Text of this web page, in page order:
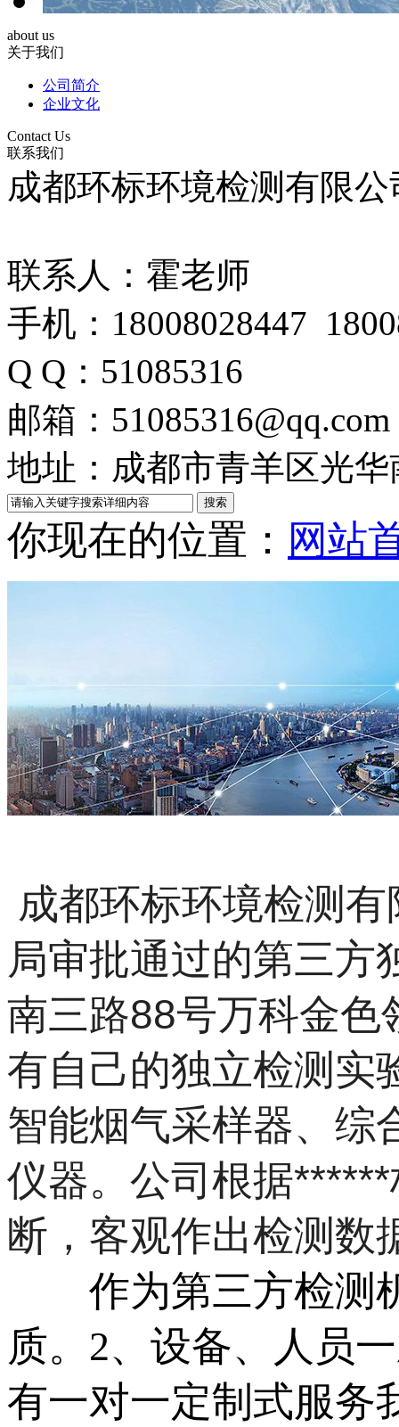
about us
关于我们
公司简介
企业文化
Contact Us
联系我们
成都环标环境检测有限
联系人：霍老师
手机：18008028447
Q Q：51085316
邮箱：51085316@qq.com
地址：成都市青羊区光
你现在的位置： 网站
成都环标环境检测
局审批通过的第三方
南三路88号万科金色
有自己的独立检测实
智能烟气采样器、综
仪器。公司根据
断，客观作出检测数
作为第三方检测机
质。2、设备、人员
有一对一定制式服务